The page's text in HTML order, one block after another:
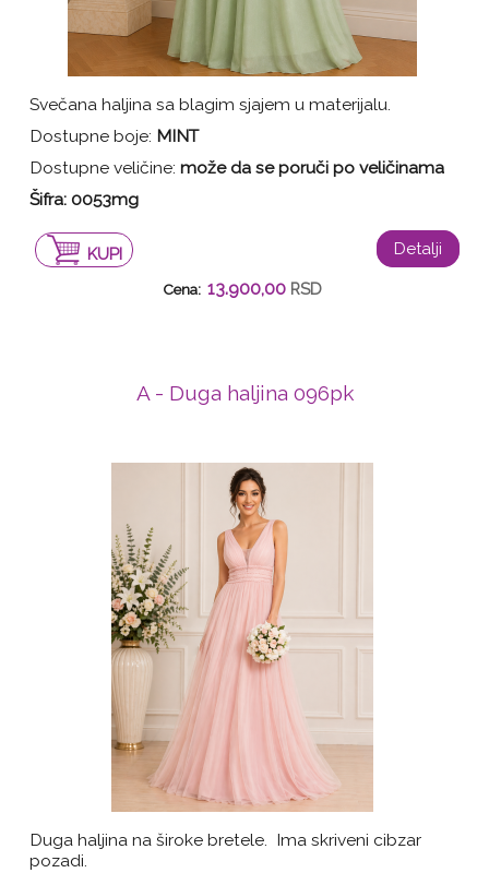
Svečana haljina sa blagim sjajem u materijalu.
Dostupne boje: MINT
Dostupne veličine: može da se poruči po veličinama
Šifra: 0053mg
KUPI Detalji
Cena: 13.900,00 RSD
A - Duga haljina 096pk
Duga haljina na široke bretele. Ima skriveni cibzar
pozadi.